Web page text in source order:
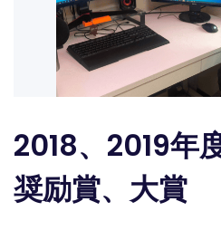
2018、2019年
奨励賞、大賞